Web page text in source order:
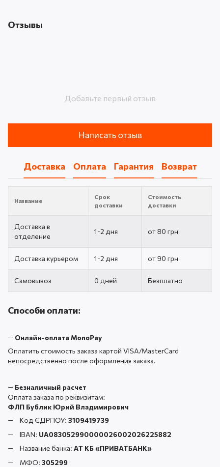
Отзывы
Добавьте первый отзыв
Написать отзыв
Доставка Оплата Гарантия Возврат
Название
Срок
доставки
Стоимость
доставки
Доставка в
отделение
1-2 дня от 80 грн
Доставка курьером 1-2 дня от 90 грн
Самовывоз 0 дней Безплатно
Способи оплати:
— Онлайн-оплата MonoPay
Оплатить стоимость заказа картой VISA/MasterCard
непосредственно после оформления заказа.
— Безналичный расчет
Оплата заказа по реквизитам:
ФЛП Бублик Юрий Владимирович
Код ЄДРПОУ: 3109419739
IBAN: UA083052990000026002026225882
Название банка: АТ КБ «ПРИВАТБАНК»
МФО: 305299